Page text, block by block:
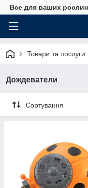
Все для ваших
Товари та послуги
Дождеватели
Сортування